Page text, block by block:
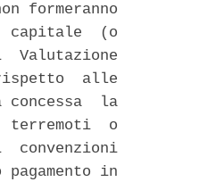
formeranno
capitale  (o
Valutazione
alle
la
terremoti  o
convenzioni
in